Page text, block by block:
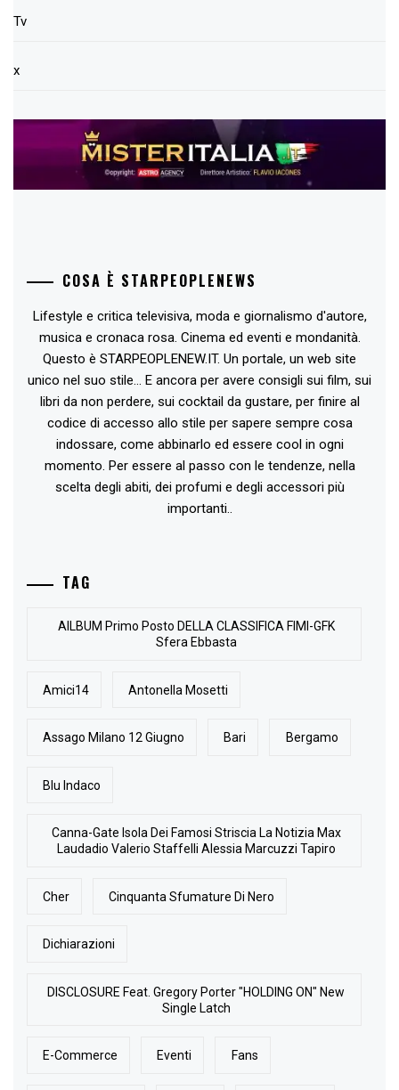
Tv
x
COSA È STARPEOPLENEWS
Lifestyle e critica televisiva, moda e giornalismo d'autore,
musica e cronaca rosa. Cinema ed eventi e mondanità.
Questo è STARPEOPLENEW.IT. Un portale, un web site
unico nel suo stile... E ancora per avere consigli sui film, sui
libri da non perdere, sui cocktail da gustare, per finire al
codice di accesso allo stile per sapere sempre cosa
indossare, come abbinarlo ed essere cool in ogni
momento. Per essere al passo con le tendenze, nella
scelta degli abiti, dei profumi e degli accessori più
importanti..
TAG
AlLBUM Primo Posto DELLA CLASSIFICA FIMI-GFK
Sfera Ebbasta
Amici14 Antonella Mosetti
Assago Milano 12 Giugno Bari Bergamo
Blu Indaco
Canna-Gate Isola Dei Famosi Striscia La Notizia Max
Laudadio Valerio Staffelli Alessia Marcuzzi Tapiro
Cher Cinquanta Sfumature Di Nero
Dichiarazioni
DISCLOSURE Feat. Gregory Porter "HOLDING ON" New
Single Latch
E-Commerce Eventi Fans